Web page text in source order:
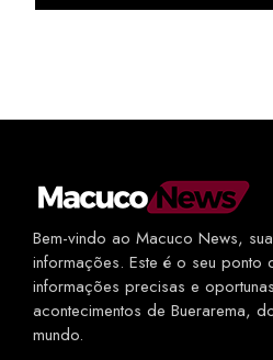
Bem-vindo ao Macuco News,
informações. Este é o seu ponto
informações precisas e
acontecimentos de Buerarema,
mundo.